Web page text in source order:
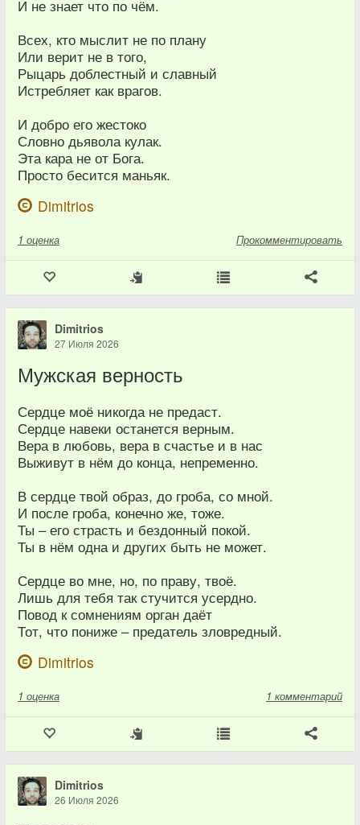
И не знает что по чём.
Всех, кто мыслит не по плану
Или верит не в того,
Рыцарь доблестный и славный
Истребляет как врагов.
И добро его жестоко
Словно дьявола кулак.
Эта кара не от Бога.
Просто бесится маньяк.
Dimitrios
1 оценка Прокомментировать
Dimitrios
27 Июля 2026
Мужская верность
Сердце моё никогда не предаст.
Сердце навеки останется верным.
Вера в любовь, вера в счастье и в нас
Выживут в нём до конца, непременно.
В сердце твой образ, до гроба, со мной.
И после гроба, конечно же, тоже.
Ты – его страсть и бездонный покой.
Ты в нём одна и других быть не может.
Сердце во мне, но, по праву, твоё.
Лишь для тебя так стучится усердно.
Повод к сомнениям орган даёт
Тот, что пониже – предатель зловредный.
Dimitrios
1 оценка 1 комментарий
Dimitrios
26 Июля 2026